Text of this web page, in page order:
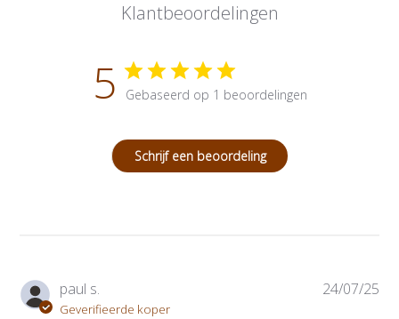
Klantbeoordelingen
5 Gebaseerd op 1 beoordelingen
Schrijf een beoordeling
paul s.
Geverifieerde koper
P
24/07/25